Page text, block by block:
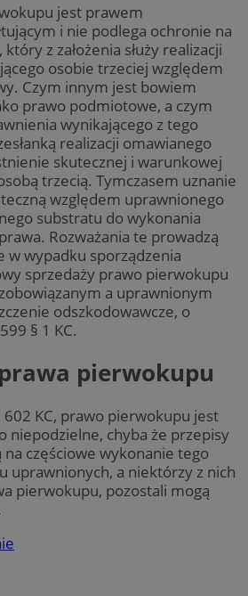
jest prawem
i nie podlega ochronie na
z założenia służy realizacji
osobie trzeciej względem
Czym innym jest bowiem
prawo podmiotowe, a czym
wynikającego z tego
realizacji omawianego
skutecznej i warunkowej
trzecią. Tymczasem uznanie
względem uprawnionego
substratu do wykonania
Rozważania te prowadzą
w wypadku sporządzenia
sprzedaży prawo pierwokupu
a uprawnionym
odszkodowawcze, o
§ 1 KC.
pierwokupu
KC, prawo pierwokupu jest
niepodzielne, chyba że przepisy
na częściowe wykonanie tego
uprawnionych, a niektórzy z nich
pierwokupu, pozostali mogą